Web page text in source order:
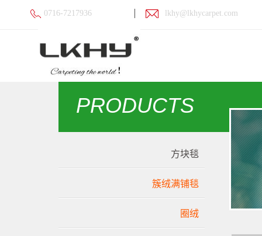
0716-7217936 lkhy@lkhycarpet.com
PRODUCTS
方块毯
簇绒满铺毯
圈绒